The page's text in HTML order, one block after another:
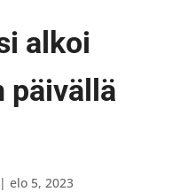
alkoi
päivällä
elo 5, 2023